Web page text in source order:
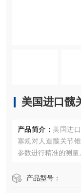
美国进口髋
产品简介： 美国进
塞规对人造髋关节
参数进行精准的测量
产品型号：